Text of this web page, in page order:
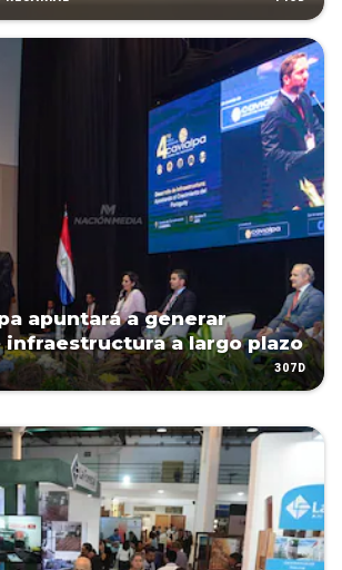
apuntará a generar
a largo plazo
307D